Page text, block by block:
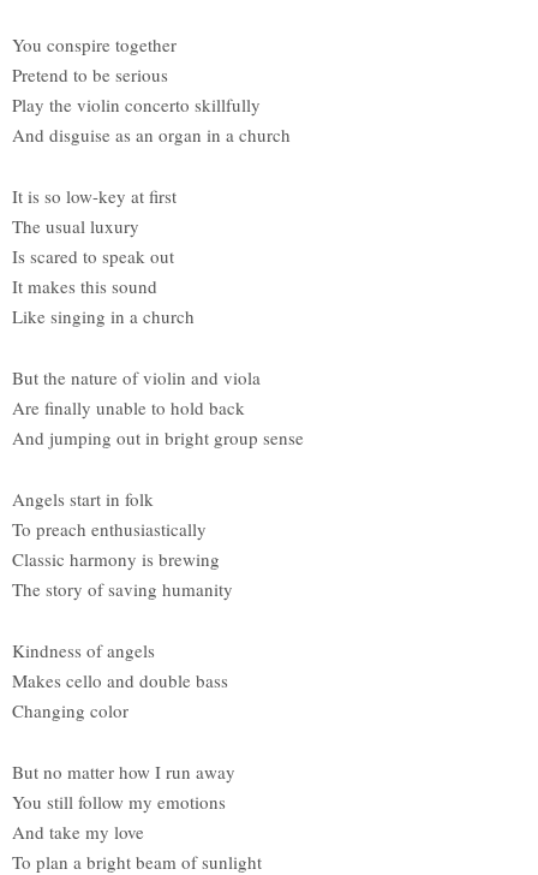
You conspire together
Pretend to be serious
Play the violin concerto skillfully
And disguise as an organ in a church
It is so low-key at first
The usual luxury
Is scared to speak out
It makes this sound
Like singing in a church
But the nature of violin and viola
Are finally unable to hold back
And jumping out in bright group sense
Angels start in folk
To preach enthusiastically
Classic harmony is brewing
The story of saving humanity
Kindness of angels
Makes cello and double bass
Changing color
But no matter how I run away
You still follow my emotions
And take my love
To plan a bright beam of sunlight